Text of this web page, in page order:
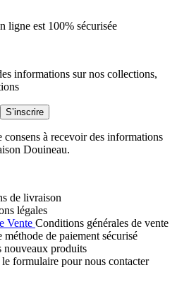
ligne est 100% sécurisée
informations sur nos collections,
à recevoir des informations
Douineau.
de livraison
légales
Vente Conditions générales de vente
méthode de paiement sécurisé
nouveaux produits
formulaire pour nous contacter